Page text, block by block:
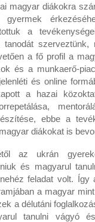
magyar diákokra
gyermek
a
tanodát szerveztünk,
a fő profil a
és a munkaerő-
és online
a hazai
ebbe a
diákokat is
az ukrán
és magyarul
feladat volt. Így
a magyar
a délutáni
tanulni vágyó